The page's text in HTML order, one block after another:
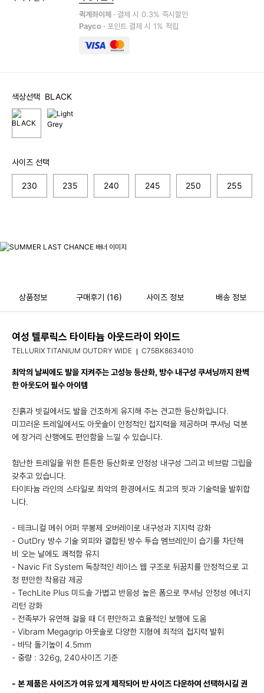
퀵계좌이체 · 결제 시 0.3% 즉시할인
Payco · 포인트 결제 시 1% 적립
색상선택 BLACK
사이즈 선택
230 235 240 245 250 255
상품정보 구매후기 (16) 사이즈 정보 배송 정보
여성 텔루릭스 타이타늄 아웃드라이 와이드
TELLURIX TITANIUM OUTDRY WIDE C75BK8634010
최악의 날씨에도 발을 지켜주는 고성능 등산화, 방수 내구성 쿠셔닝까지 완벽
한 아웃도어 필수 아이템
진흙과 빗길에서도 발을 건조하게 유지해 주는 견고한 등산화입니다.
미끄러운 트레일에서도 아웃솔이 안정적인 접지력을 제공하며 쿠셔닝 덕분
에 장거리 산행에도 편안함을 느낄 수 있습니다.
험난한 트레일을 위한 튼튼한 등산화로 안정성 내구성 그리고 비브람 그립을
갖추고 있습니다.
타이타늄 라인의 스타일로 최악의 환경에서도 최고의 핏과 기술력을 발휘합
니다.
- 테크니컬 메쉬 어퍼 무봉제 오버레이로 내구성과 지지력 강화
- OutDry 방수 기술 외피와 결합된 방수 투습 멤브레인이 습기를 차단해
비 오는 날에도 쾌적함 유지
- Navic Fit System 독창적인 레이스 웹 구조로 뒤꿈치를 안정적으로 고
정 편안한 착용감 제공
- TechLite Plus 미드솔 가볍고 반응성 높은 폼으로 쿠셔닝 안정성 에너지
리턴 강화
- 전족부가 유연해 걸을 때 더 편안하고 효율적인 보행에 도움
- Vibram Megagrip 아웃솔로 다양한 지형에 최적의 접지력 발휘
- 바닥 돌기높이 4.5mm
- 중량 : 326g, 240사이즈 기준
- 본 제품은 사이즈가 여유 있게 제작되어 반 사이즈 다운하여 선택하시길 권